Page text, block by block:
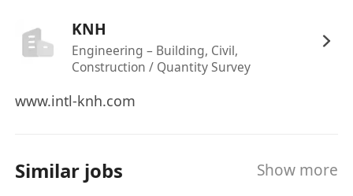
聯繫業主、建築師、工程顧問、分判商、供
應商開會及現場會勘；
處理現場變更、圖則修訂、口頭指示及書面
文件跟進；
文書及數量協助
協助整理工程單據、申請單、工程量計數、
KNH
Engineering – Building, Civil,
Construction / Quantity Survey
www.intl-knh.com
Similar jobs Show more